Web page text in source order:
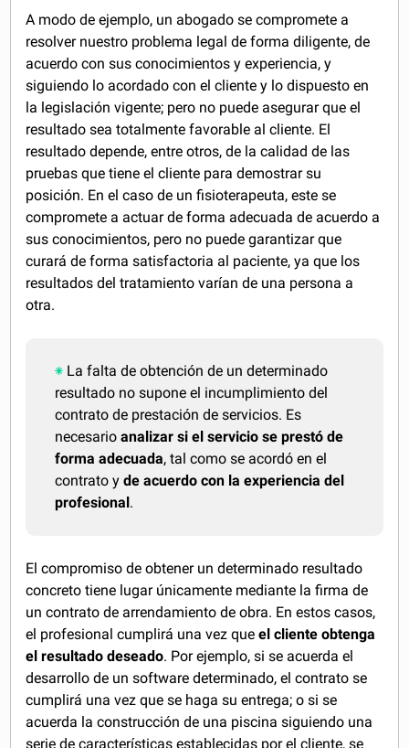
A modo de ejemplo, un abogado se compromete a
resolver nuestro problema legal de forma diligente, de
acuerdo con sus conocimientos y experiencia, y
siguiendo lo acordado con el cliente y lo dispuesto en
la legislación vigente; pero no puede asegurar que el
resultado sea totalmente favorable al cliente. El
resultado depende, entre otros, de la calidad de las
pruebas que tiene el cliente para demostrar su
posición. En el caso de un fisioterapeuta, este se
compromete a actuar de forma adecuada de acuerdo a
sus conocimientos, pero no puede garantizar que
curará de forma satisfactoria al paciente, ya que los
resultados del tratamiento varían de una persona a
otra.
La falta de obtención de un determinado
resultado no supone el incumplimiento del
contrato de prestación de servicios. Es
necesarioanalizar si el servicio se prestó de
forma adecuada, tal como se acordó en el
contrato yde acuerdo con la experiencia del
profesional.
El compromiso de obtener un determinado resultado
concreto tiene lugar únicamente mediante la firma de
un contrato de arrendamiento de obra. En estos casos,
el profesional cumplirá una vez queel cliente obtenga
el resultado deseado. Por ejemplo, si se acuerda el
desarrollo de un software determinado, el contrato se
cumplirá una vez que se haga su entrega; o si se
acuerda la construcción de una piscina siguiendo una
serie de características establecidas por el cliente, se